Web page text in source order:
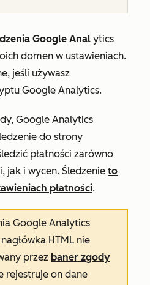
Google Anal ytics
domen w ustawieniach.
jeśli używasz
Google Analytics.
Google Analytics
do strony
płatności zarówno
jak i wycen. Śledzenie to
płatności.
Google Analytics
HTML nie
przez baner zgody
rejestruje on dane